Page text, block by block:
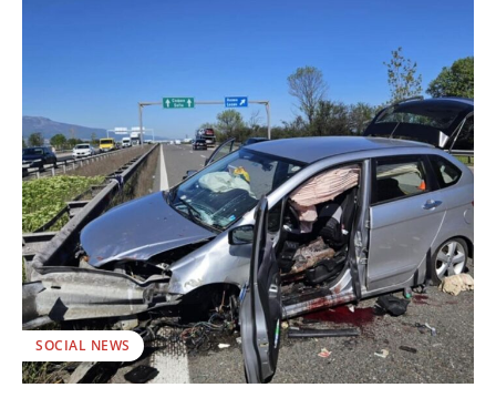
SOCIAL NEWS